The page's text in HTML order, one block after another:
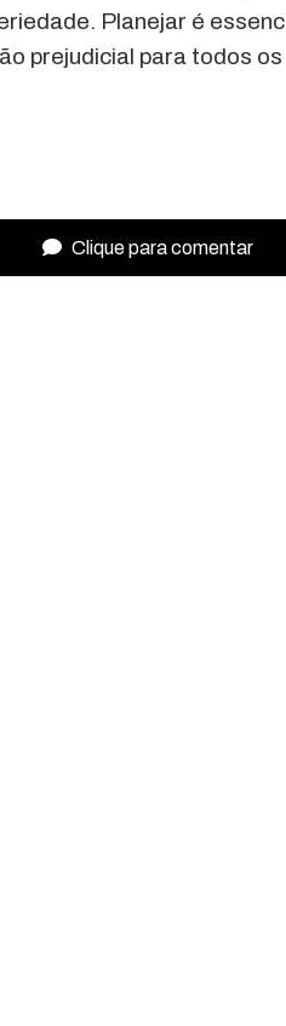
Planejar é
prejudicial para todos
Clique para comentar